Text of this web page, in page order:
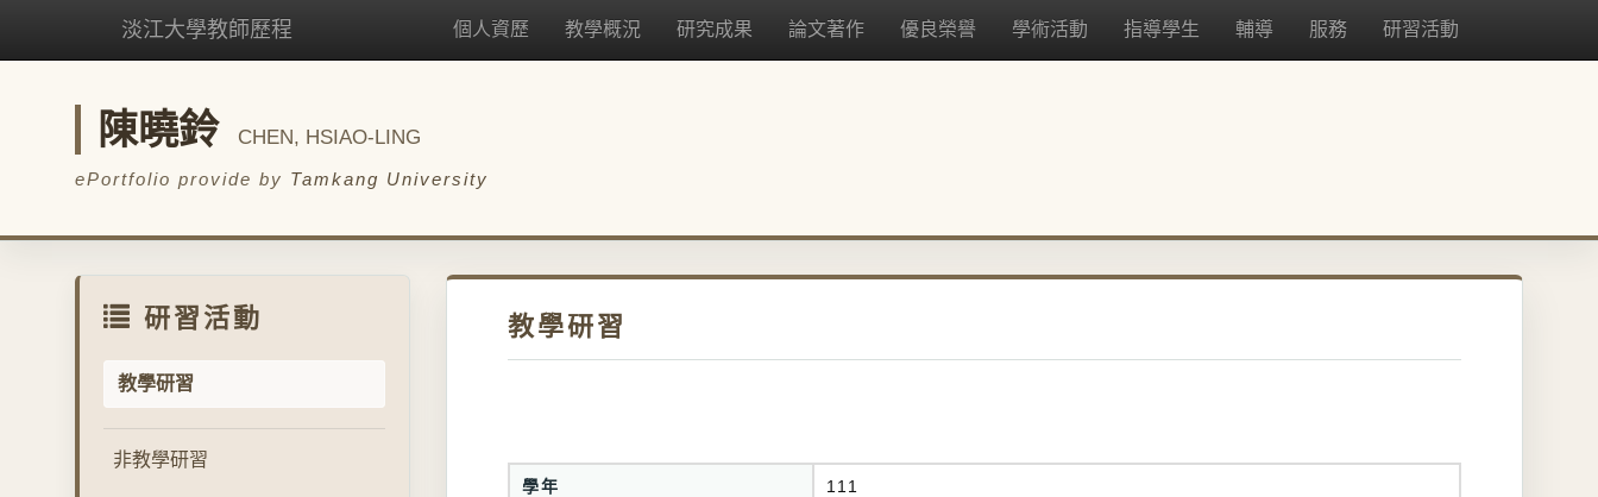
淡江大學教師歷程 個人資歷 教學概況 研究成果 論文著作 優良榮譽 學術活動 指導學生 輔導 服務 研習活動
陳曉鈴 CHEN, HSIAO-LING
ePortfolio provide by Tamkang University
研習活動
教學研習
非教學研習
教學研習
學年 111